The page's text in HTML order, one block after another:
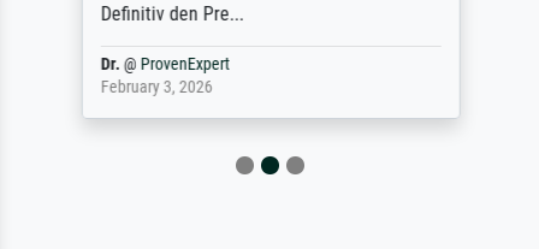
Definitiv den Pre...
Dr.@ ProvenExpert
February 3, 2026